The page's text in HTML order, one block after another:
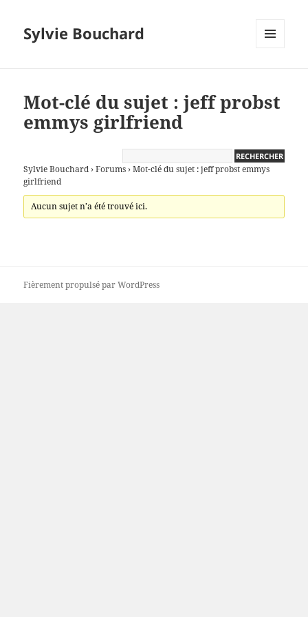
Sylvie Bouchard
Mot-clé du sujet : jeff probst
emmys girlfriend
Sylvie Bouchard › Forums › Mot-clé du sujet : jeff probst emmys
girlfriend
Aucun sujet n’a été trouvé ici.
Fièrement propulsé par WordPress